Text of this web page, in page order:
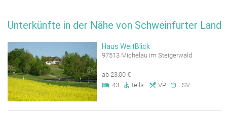
Unterkünfte in der Nähe von Schweinfurter Land
Haus WeitBlick
97513 Michelau im Steigerwald
ab 23,00 €
43
teils VP SV